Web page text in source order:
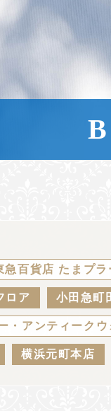
急百貨店 たまプラ
ロア 小田急町
アンティークウ
横浜元町本店